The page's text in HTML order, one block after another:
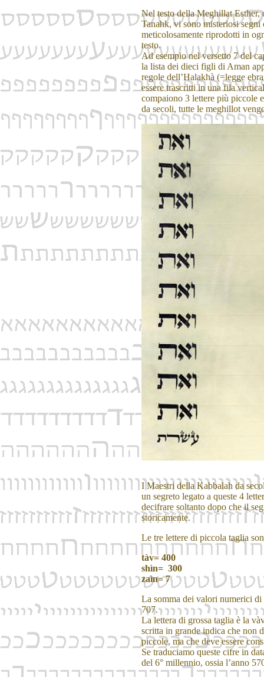
Nel testo della Meghillat Esther,
Tanahk, vi sono misteriosi segni
meticolosamente riprodotti in
testo.
Ad esempio nel versetto 7 del
la lista dei dieci figli di Aman
regole dell’Halakhà (=legge
essere trascritti in una fila
compaiono 3 lettere più piccole
da secoli, tutte le meghillot
I Maestri della Kabbalah da
un segreto legato a queste 4
decifrare soltanto dopo che il
storicamente.
Le tre lettere di piccola taglia
tàv= 400
shìn= 300
zaìn= 7
La somma dei valori numerici di
707.
La lettera di grossa taglia è la
scritta in grande indica che non
piccole, ma che deve essere
Se traduciamo queste cifre in
del 6° millennio, ossia l’anno